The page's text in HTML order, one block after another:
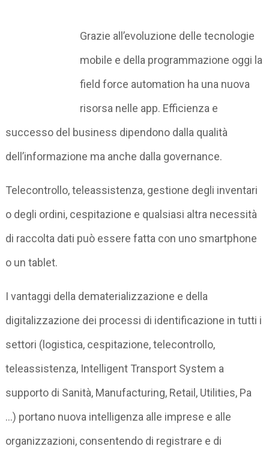
Grazie all’evoluzione delle tecnologie
mobile e della programmazione oggi la
field force automation ha una nuova
risorsa nelle app. Efficienza e
successo del business dipendono dalla qualità
dell’informazione ma anche dalla governance.
Telecontrollo, teleassistenza, gestione degli inventari
o degli ordini, cespitazione e qualsiasi altra necessità
di raccolta dati può essere fatta con uno smartphone
o un tablet.
I vantaggi della dematerializzazione e della
digitalizzazione dei processi di identificazione in tutti i
settori (logistica, cespitazione, telecontrollo,
teleassistenza, Intelligent Transport System a
supporto di Sanità, Manufacturing, Retail, Utilities, Pa
…) portano nuova intelligenza alle imprese e alle
organizzazioni, consentendo di registrare e di